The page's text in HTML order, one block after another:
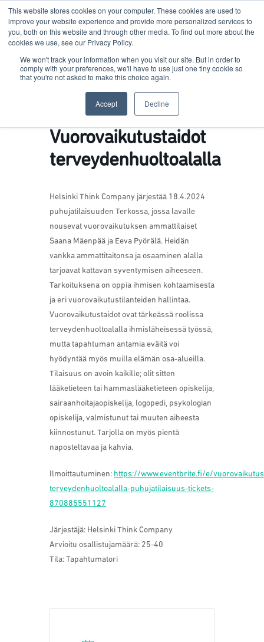
This website stores cookies on your computer. These cookies are used to
improve your website experience and provide more personalized services to
you, both on this website and through other media. To find out more about the
cookies we use, see our Privacy Policy.
We won't track your information when you visit our site. But in order to
comply with your preferences, we'll have to use just one tiny cookie so
that you're not asked to make this choice again.
Accept Decline
Terkko Health Hub
Vuorovaikutustaidot
terveydenhuoltoalalla
Helsinki Think Company järjestää 18.4.2024
puhujatilaisuuden Terkossa, jossa lavalle
nousevat vuorovaikutuksen ammattilaiset
Saana Mäenpää ja Eeva Pyörälä. Heidän
vankka ammattitaitonsa ja osaaminen alalla
tarjoavat kattavan syventymisen aiheeseen.
Tarkoituksena on oppia ihmisen kohtaamisesta
ja eri vuorovaikutustilanteiden hallintaa.
Vuorovaikutustaidot ovat tärkeässä roolissa
terveydenhuoltoalalla ihmisläheisessä työssä,
mutta tapahtuman antamia eväitä voi
hyödyntää myös muilla elämän osa-alueilla.
Tilaisuus on avoin kaikille; olit sitten
lääketieteen tai hammaslääketieteen opiskelija,
sairaanhoitajaopiskelija, logopedi, psykologian
opiskelija, valmistunut tai muuten aiheesta
kiinnostunut. Tarjolla on myös pientä
naposteltavaa ja kahvia.
Ilmoittautuminen: https://www.eventbrite.fi/e/
terveydenhuoltoalalla-puhujatilaisuus-tickets-
870885551127
Järjestäjä: Helsinki Think Company
Arvioitu osallistujamäärä: 25-40
Tila: Tapahtumatori